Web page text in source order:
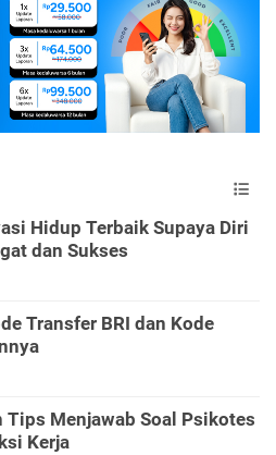
Hidup Terbaik Supaya Diri
dan Sukses
Transfer BRI dan Kode
Tips Menjawab Soal Psikotes
Kerja